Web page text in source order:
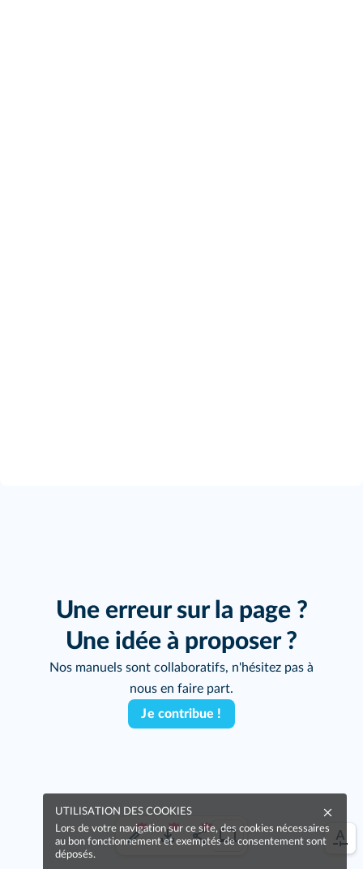
Une erreur sur la page ?
Une idée à proposer ?
Nos manuels sont collaboratifs, n'hésitez pas à
nous en faire part.
Je contribue !
UTILISATION DES COOKIES
Lors de votre navigation sur ce site, des cookies nécessaires
au bon fonctionnement et exemptés de consentement sont
déposés.